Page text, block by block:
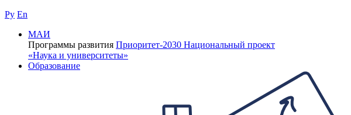
Ру En
МАИ
Программы развития Приоритет-2030 Национальный проект
«Наука и университеты»
Образование